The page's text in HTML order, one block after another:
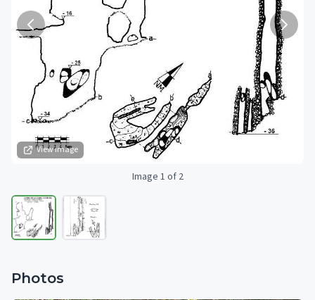
View image
Image 1 of 2
Photos